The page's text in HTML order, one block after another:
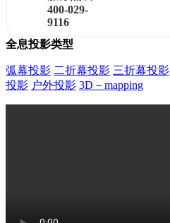
400-029-
9116
全息投影类型
弧幕投影 二折幕投影 三折幕投影
投影 户外投影 3D－mapping